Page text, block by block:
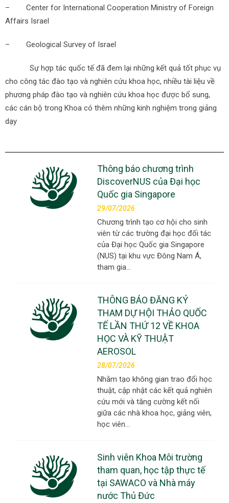
– Center for International Cooperation Ministry of Foreign
Affairs Israel
– Geological Survey of Israel
Sự hợp tác quốc tế đã đem lại những kết quả tốt phục vụ
cho công tác đào tạo và nghiên cứu khoa học, nhiều tài liệu về
phương pháp đào tạo và nghiên cứu khoa học được bổ sung,
các cán bộ trong Khoa có thêm những kinh nghiệm trong giảng
dạy
Thông báo chương trình
DiscoverNUS của Đại học
Quốc gia Singapore
29/07/2026
Chương trình tạo cơ hội cho sinh
viên từ các trường đại học đối tác
của Đại học Quốc gia Singapore
(NUS) tại khu vực Đông Nam Á,
tham gia…
THÔNG BÁO ĐĂNG KÝ
THAM DỰ HỘI THẢO QUỐC
TẾ LẦN THỨ 12 VỀ KHOA
HỌC VÀ KỸ THUẬT
AEROSOL
28/07/2026
Nhằm tạo không gian trao đổi học
thuật, cập nhật các kết quả nghiên
cứu mới và tăng cường kết nối
giữa các nhà khoa học, giảng viên,
học viên…
Sinh viên Khoa Môi trường
tham quan, học tập thực tế
tại SAWACO và Nhà máy
nước Thủ Đức